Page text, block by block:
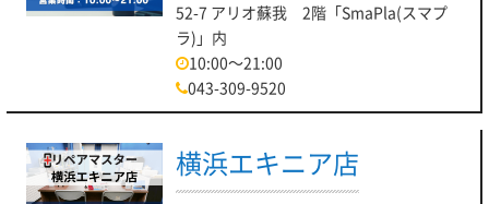
52-7 アリオ蘇我 2階「SmaPla(スマプ
ラ)」内
10:00～21:00
043-309-9520
横浜エキニア店